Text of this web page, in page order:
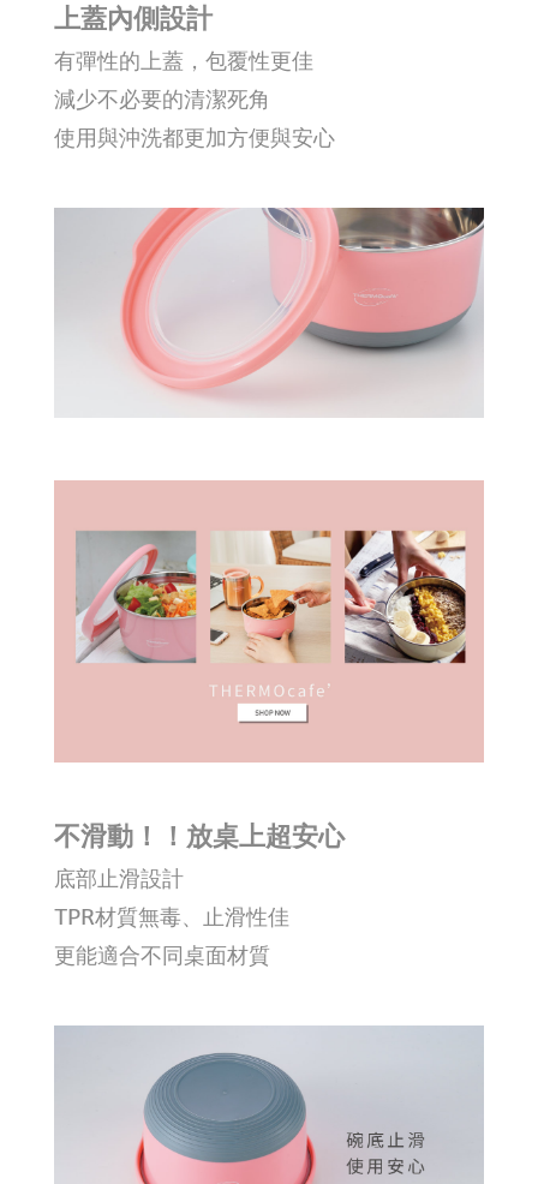
上蓋內側設計
有彈性的上蓋，包覆性更佳
減少不必要的清潔死角
使用與沖洗都更加方便與安心
不滑動！！放桌上超安心
底部止滑設計
TPR材質無毒、止滑性佳
更能適合不同桌面材質